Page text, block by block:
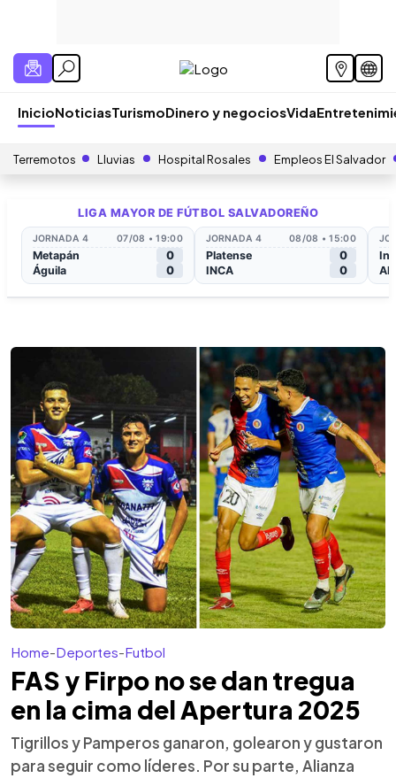
InicioNoticiasTurismoDinero y negociosVida
Terremotos Lluvias Hospital Rosales Empleos El Salvador
Home-Deportes-Futbol
FAS y Firpo no se dan tregua
en la cima del Apertura 2025
Tigrillos y Pamperos ganaron, golearon y gustaron
para seguir como líderes. Por su parte, Alianza